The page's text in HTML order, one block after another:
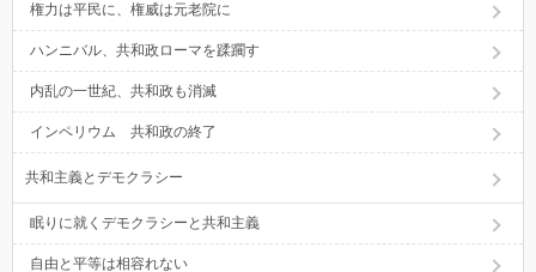
権力は平民に、権威は元老院に
ハンニバル、共和政ローマを蹂躙す
内乱の一世紀、共和政も消滅
インペリウム 共和政の終了
共和主義とデモクラシー
眠りに就くデモクラシーと共和主義
自由と平等は相容れない